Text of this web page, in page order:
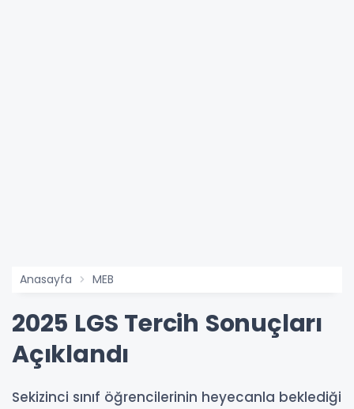
Anasayfa MEB
2025 LGS Tercih Sonuçları
Açıklandı
Sekizinci sınıf öğrencilerinin heyecanla beklediği